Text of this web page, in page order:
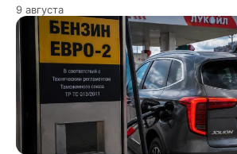
9 августа